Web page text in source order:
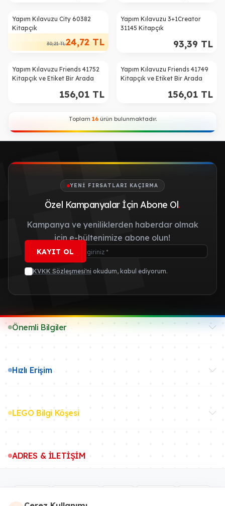
%18
Yapım Kılavuzu City 60382
Kitapçık
30,21TL24,72 TL
Yapım Kılavuzu 3+1Creator
31145 Kitapçık
93,39 TL
Yapım Kılavuzu Friends 41752
Kitapçık ve Etiket Bir Arada
156,01 TL
Yapım Kılavuzu Friends 41749
Kitapçık ve Etiket Bir Arada
156,01 TL
Toplam 16ürün bulunmaktadır.
YENI FIRSATLARI KAÇIRMA
Özel Kampanyalar İçin Abone Ol.
Kampanya ve yeniliklerden haberdar olmak
için e-bültenimize abone olun!
KAYIT OL
KVKK Sözleşmesi'ni okudum, kabul ediyorum.
Önemli Bilgiler
Hızlı Erişim
LEGO Bilgi Köşesi
ADRES & İLETİŞİM